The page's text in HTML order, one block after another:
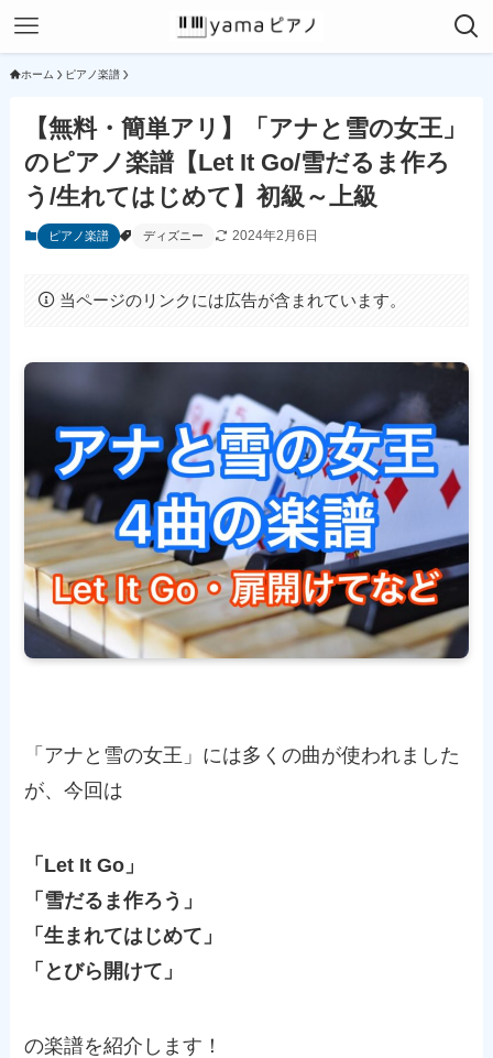
ホーム ピアノ楽譜
【無料・簡単アリ】「アナと雪の女王」
のピアノ楽譜【Let It Go/雪だるま作ろ
う/生れてはじめて】初級～上級
ピアノ楽譜 ディズニー 2024年2月6日
当ページのリンクには広告が含まれています。
「アナと雪の女王」には多くの曲が使われました
が、今回は
「 Let It Go 」
「雪だるま作ろう」
「生まれてはじめて」
「とびら開けて」
の楽譜を紹介します！